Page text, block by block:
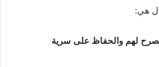
هي:
لهم والحفاظ على سرية